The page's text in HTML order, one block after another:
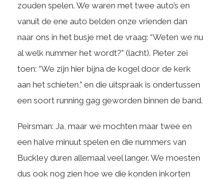
zouden spelen. We waren met twee auto’s en
vanuit de ene auto belden onze vrienden dan
naar ons in het busje met de vraag: “Weten we nu
al welk nummer het wordt?” (lacht). Pieter zei
toen: “We zijn hier bijna de kogel door de kerk
aan het schieten,” en die uitspraak is ondertussen
een soort running gag geworden binnen de band.
Peirsman: Ja, maar we mochten maar twee en
een halve minuut spelen en die nummers van
Buckley duren allemaal veel langer. We moesten
dus ook nog zien hoe we die konden inkorten